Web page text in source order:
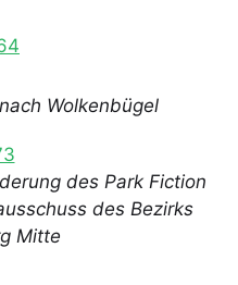
Wolkenbügel
des Park Fiction
des Bezirks
Mitte